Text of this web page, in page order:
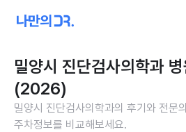
밀양시 진단검사의학과
(2026)
밀양시 진단검사의학과의 후기와 전문
주차정보를 비교해보세요.